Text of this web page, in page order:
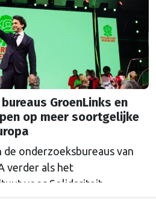
GroenLinks en
op meer soortgelijke
onderzoeksbureaus van
verder als het
voor Solidariteit.